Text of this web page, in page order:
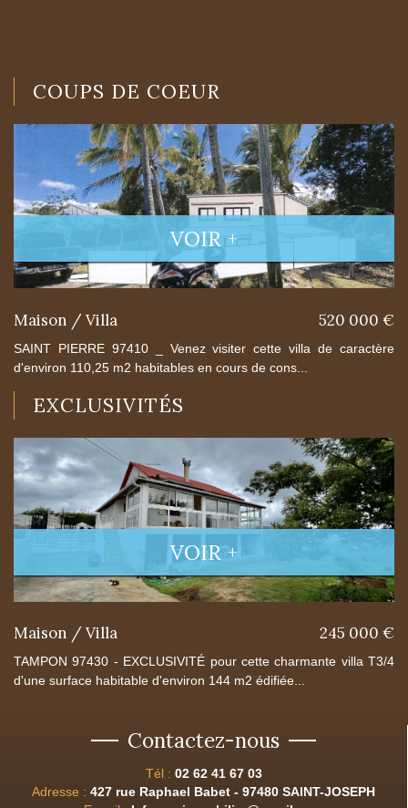
COUPS DE COEUR
VOIR +
Maison / Villa 520 000 €
SAINT PIERRE 97410 _ Venez visiter cette villa de caractère
d'environ 110,25 m2 habitables en cours de cons...
EXCLUSIVITÉS
VOIR +
Maison / Villa 245 000 €
TAMPON 97430 - EXCLUSIVITÉ pour cette charmante villa T3/4
d'une surface habitable d'environ 144 m2 édifiée...
Contactez-nous
Tél : 02 62 41 67 03
Adresse : 427 rue Raphael Babet - 97480 SAINT-JOSEPH